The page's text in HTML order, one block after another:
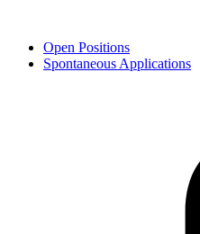
Open Positions
Spontaneous Applications